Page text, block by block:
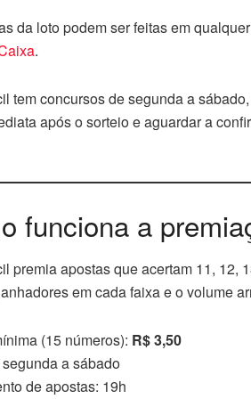
da loto podem ser feitas em
.
tem concursos de segunda a
após o sorteio e aguardar a
funciona a
premia apostas que acertam 11, 12,
em cada faixa e o volume
(15 números): R$ 3,50
a sábado
de apostas: 19h